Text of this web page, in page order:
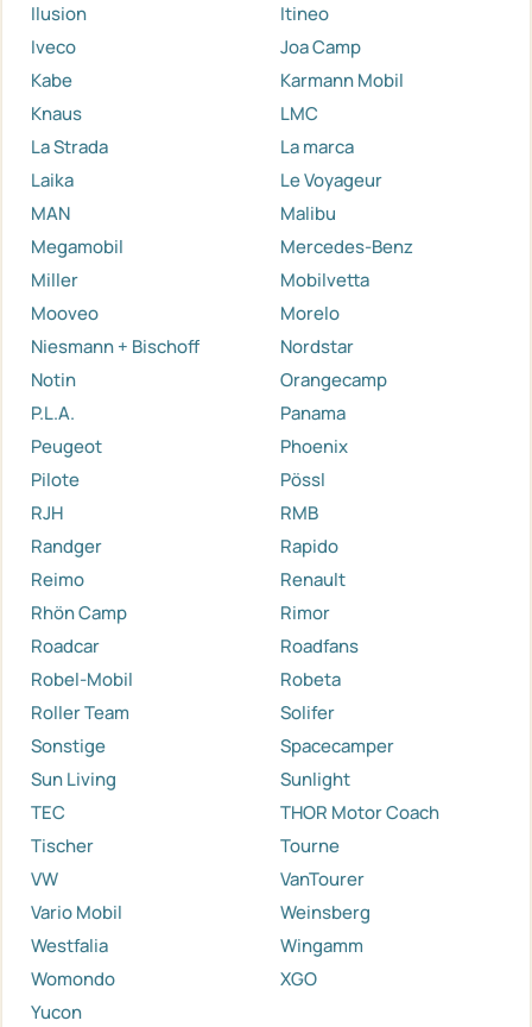
Ilusion
Itineo
Iveco
Joa Camp
Kabe
Karmann Mobil
Knaus
LMC
La Strada
La marca
Laika
Le Voyageur
MAN
Malibu
Megamobil
Mercedes-Benz
Miller
Mobilvetta
Mooveo
Morelo
Niesmann + Bischoff
Nordstar
Notin
Orangecamp
P.L.A.
Panama
Peugeot
Phoenix
Pilote
Pössl
RJH
RMB
Randger
Rapido
Reimo
Renault
Rhön Camp
Rimor
Roadcar
Roadfans
Robel-Mobil
Robeta
Roller Team
Solifer
Sonstige
Spacecamper
Sun Living
Sunlight
TEC
THOR Motor Coach
Tischer
Tourne
VW
VanTourer
Vario Mobil
Weinsberg
Westfalia
Wingamm
Womondo
XGO
Yucon